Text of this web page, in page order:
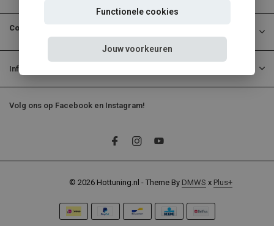
Contactgegevens
Informatie
Volg ons op Facebook en Instagram!
© 2026 Hottuning.nl - Theme By DMWS x Plus+
Functionele cookies
Jouw voorkeuren